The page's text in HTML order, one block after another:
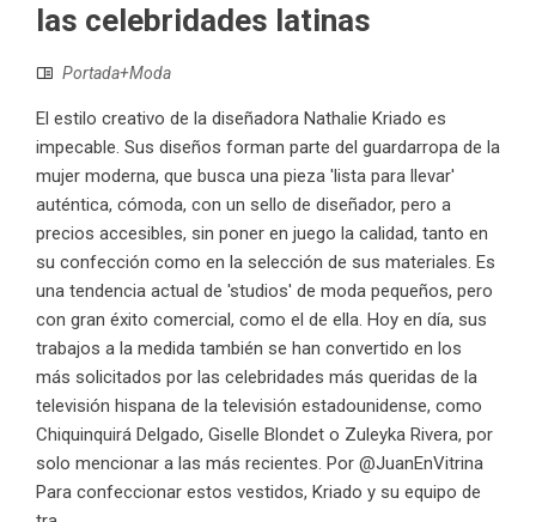
las celebridades latinas
Portada+Moda
El estilo creativo de la diseñadora Nathalie Kriado es
impecable. Sus diseños forman parte del guardarropa de la
mujer moderna, que busca una pieza 'lista para llevar'
auténtica, cómoda, con un sello de diseñador, pero a
precios accesibles, sin poner en juego la calidad, tanto en
su confección como en la selección de sus materiales. Es
una tendencia actual de 'studios' de moda pequeños, pero
con gran éxito comercial, como el de ella. Hoy en día, sus
trabajos a la medida también se han convertido en los
más solicitados por las celebridades más queridas de la
televisión hispana de la televisión estadounidense, como
Chiquinquirá Delgado, Giselle Blondet o Zuleyka Rivera, por
solo mencionar a las más recientes. Por @JuanEnVitrina
Para confeccionar estos vestidos, Kriado y su equipo de